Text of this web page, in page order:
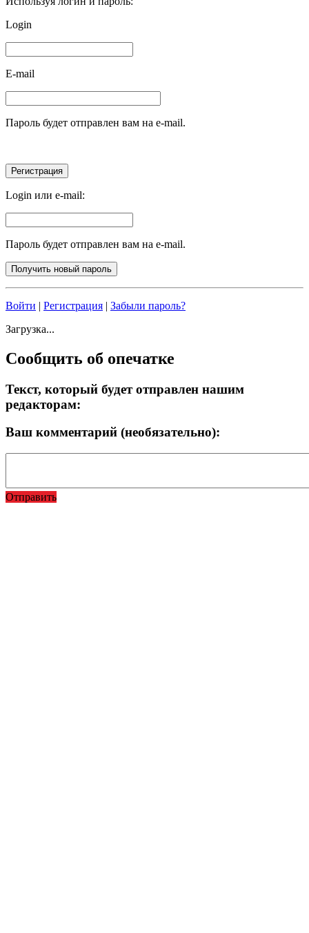
Login
E-mail
Пароль будет отправлен вам на e-mail.
Login или e-mail:
Пароль будет отправлен вам на e-mail.
Войти | Регистрация | Забыли пароль?
Загрузка...
Сообщить об опечатке
Текст, который будет отправлен нашим
редакторам:
Ваш комментарий (необязательно):
Отправить